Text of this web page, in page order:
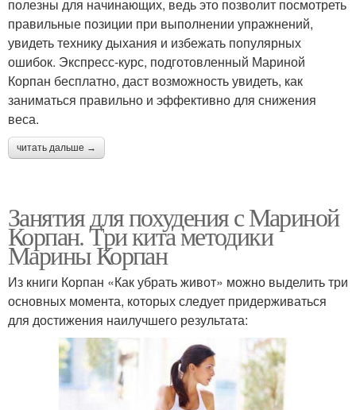
полезны для начинающих, ведь это позволит посмотреть
правильные позиции при выполнении упражнений,
увидеть технику дыхания и избежать популярных
ошибок. Экспресс-курс, подготовленный Мариной
Корпан бесплатно, даст возможность увидеть, как
заниматься правильно и эффективно для снижения
веса.
читать дальше →
Занятия для похудения с Мариной
Корпан. Три кита методики
Марины Корпан
Из книги Корпан «Как убрать живот» можно выделить три
основных момента, которых следует придерживаться
для достижения наилучшего результата: